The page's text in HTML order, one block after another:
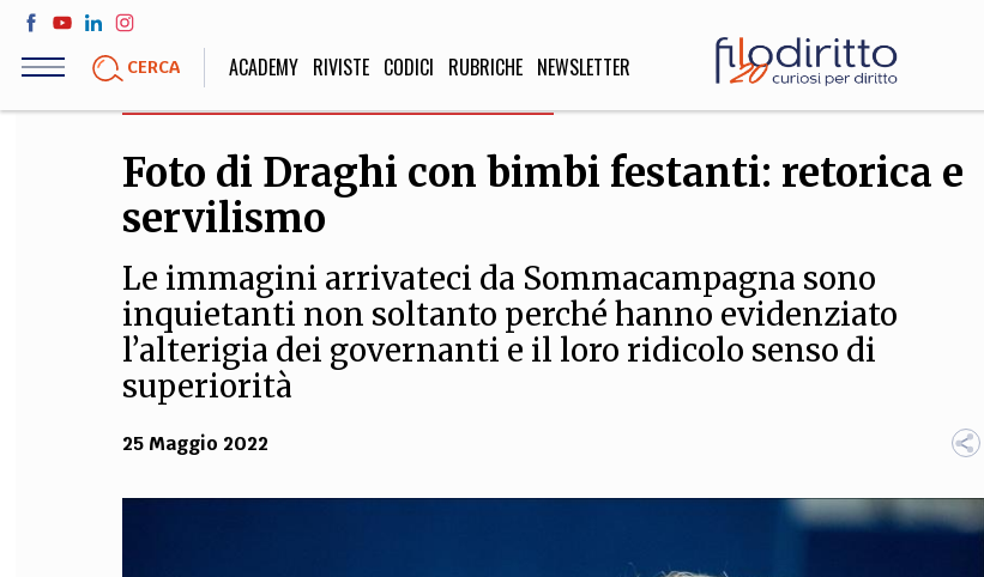
Salta
contenuto
CERCA ACADEMY RIVISTE CODICI RUBRICHE NEWSLETTER
LIFE STYLE
Sport, Cucina, Viaggi,
SOCIETÀ
Foto di Draghi con bimbi festanti: retorica e
servilismo
Le immagini arrivateci da Sommacampagna sono
inquietanti non soltanto perché hanno evidenziato
l’alterigia dei governanti e il loro ridicolo senso di
superiorità
25 Maggio 2022